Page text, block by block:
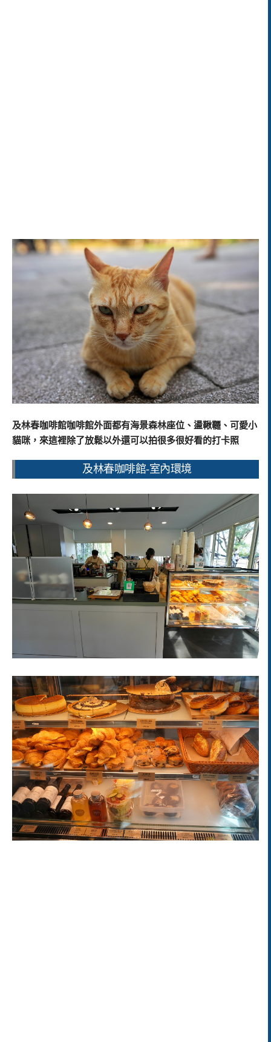
及林春咖啡館咖啡館外面都有海景森林座位、盪鞦韆、可愛小
貓咪，來這裡除了放鬆以外還可以拍很多很好看的打卡照
及林春咖啡館-室內環境